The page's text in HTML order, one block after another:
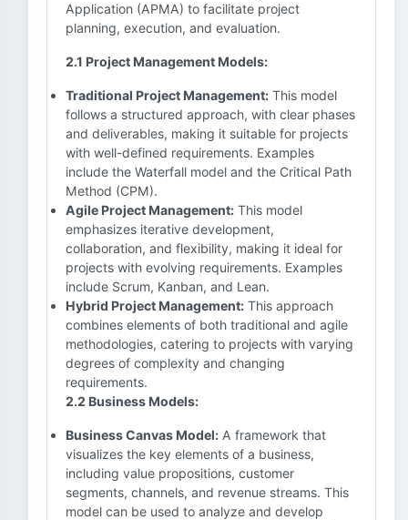
Application (APMA) to facilitate project
planning, execution, and evaluation.
2.1 Project Management Models:
Traditional Project Management: This model
follows a structured approach, with clear phases
and deliverables, making it suitable for projects
with well-defined requirements. Examples
include the Waterfall model and the Critical Path
Method (CPM).
Agile Project Management: This model
emphasizes iterative development,
collaboration, and flexibility, making it ideal for
projects with evolving requirements. Examples
include Scrum, Kanban, and Lean.
Hybrid Project Management: This approach
combines elements of both traditional and agile
methodologies, catering to projects with varying
degrees of complexity and changing
requirements.
2.2 Business Models:
Business Canvas Model: A framework that
visualizes the key elements of a business,
including value propositions, customer
segments, channels, and revenue streams. This
model can be used to analyze and develop